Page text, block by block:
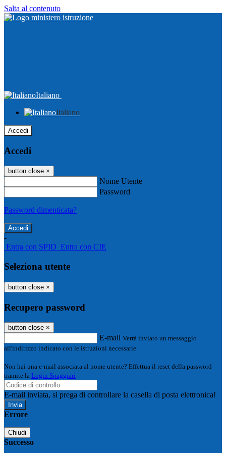
Salta al contenuto
Italiano
Italiano
Accedi
Accedi
button close ×
Nome Utente
Password
Password dimenticata?
-
Entra con SPID Entra con CIE
Seleziona utente
button close ×
Recupero password
button close ×
E-mail Verrà inviato un messaggio
all'indirizzo indicato con le istruzioni necessarie.
Non hai una e-mail associata al nome utente? Effettua il reset della password
tramite la Login Spaggiari
E-mail inviata, si prega di controllare la casella di posta elettronica!
Errore
Chiudi
Successo